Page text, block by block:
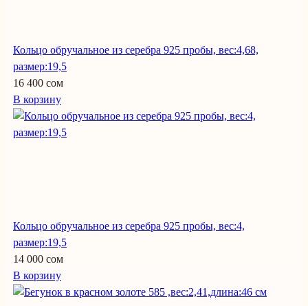
Кольцо обручальное из серебра 925 пробы, вес:4,68,
размер:19,5
16 400 сом
В корзину
Кольцо обручальное из серебра 925 пробы, вес:4,
размер:19,5
14 000 сом
В корзину